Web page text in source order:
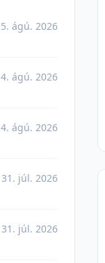
5. ágú. 2026
4. ágú. 2026
4. ágú. 2026
31. júl. 2026
31. júl. 2026